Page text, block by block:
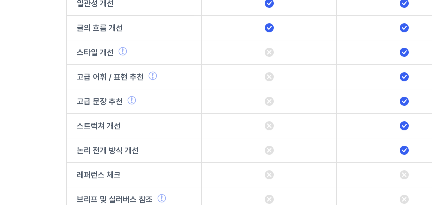
일관성 개선
글의 흐름 개선
스타일 개선
고급 어휘 / 표현 추천
고급 문장 추천
스트럭쳐 개선
논리 전개 방식 개선
레퍼런스 체크
브리프 및 실러버스 참조